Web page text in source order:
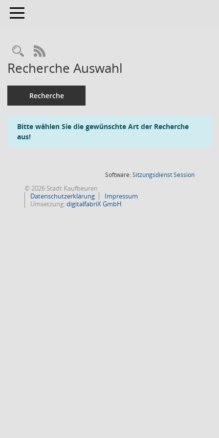
Toggle navigation
RSS-Feed
Recherche Auswahl
Recherche
Bitte wählen Sie die gewünschte Art der Recherche
aus!
Software:SitzungsdienstSession(Wird in
© 2026 Stadt Kaufbeuren
Datenschutzerklärung
Impressum
Umsetzung:digitalfabriX GmbH